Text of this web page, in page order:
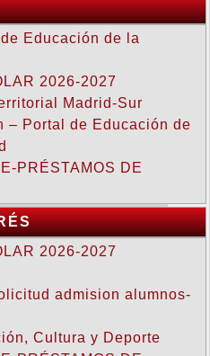
Educación de la
2026-2027
Madrid-Sur
– Portal de Educación de
PRÉSTAMOS DE
2026-2027
admision alumnos-
Cultura y Deporte